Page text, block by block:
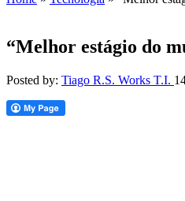
“Melhor estágio do
Posted by: Tiago R.S. Works T.I.